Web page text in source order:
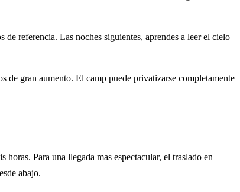
referencia. Las noches siguientes, aprendes a leer el cielo
de gran aumento. El camp puede privatizarse completamente
Para una llegada mas espectacular, el traslado en
abajo.